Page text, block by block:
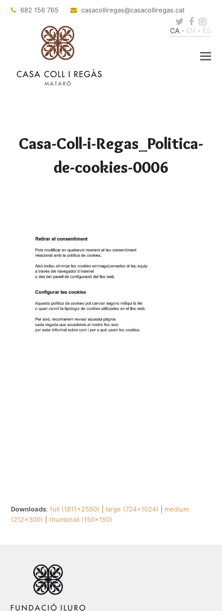
682 156 765 casacolliregas@casacolliregas.cat
Twitter
CA EN ES
Casa-Coll-i-Regas_Politica-
de-cookies-0006
Downloads:full (1811x2560) large (724x1024)
medium
(212x300) |thumbnail (150x150)